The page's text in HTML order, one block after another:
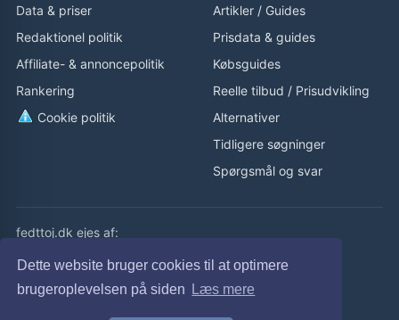
Dette website bruger cookies til at optimere
brugeroplevelsen på siden
Læs mere
Data & priser
Redaktionel politik
Affiliate- & annoncepolitik
Rankering
Cookie politik
Artikler / Guides
Prisdata & guides
Købsguides
Reelle tilbud / Prisudvikling
Alternativer
Tidligere søgninger
Spørgsmål og svar
fedttoj.dk ejes af:
eLaursen ApS
Cvr: 32308929